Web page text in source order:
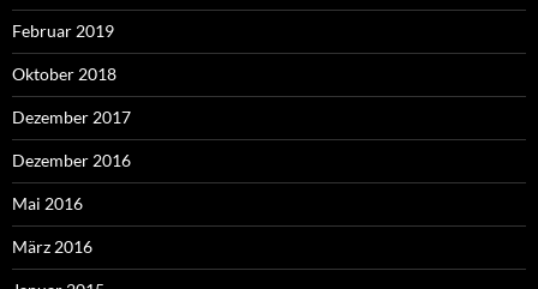
Februar 2019
Oktober 2018
Dezember 2017
Dezember 2016
Mai 2016
März 2016